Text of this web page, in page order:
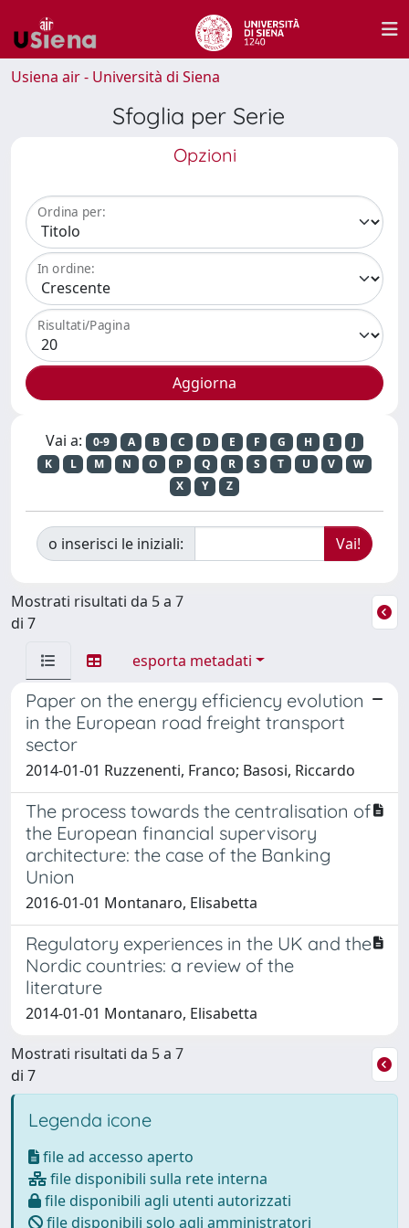
Usiena air - Università di Siena
Sfoglia per Serie
Opzioni
Ordina per:
In ordine:
Risultati/Pagina
Vai a: 0-9 A B C D E F G H I
J
K
L M N O P Q R S T U V
W
X
Y Z
o inserisci le iniziali:
Mostrati risultati da 5 a 7
di 7
esporta metadati
Paper on the energy efficiency evolution
in the European road freight transport
sector
2014-01-01 Ruzzenenti, Franco; Basosi, Riccardo
The process towards the centralisation of
the European financial supervisory
architecture: the case of the Banking
Union
2016-01-01 Montanaro, Elisabetta
Regulatory experiences in the UK and the
Nordic countries: a review of the
literature
2014-01-01 Montanaro, Elisabetta
Mostrati risultati da 5 a 7
di 7
Legenda icone
file ad accesso aperto
file disponibili sulla rete interna
file disponibili agli utenti autorizzati
file disponibili solo agli amministratori